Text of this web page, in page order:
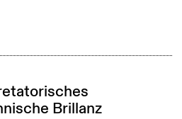
Brillanz